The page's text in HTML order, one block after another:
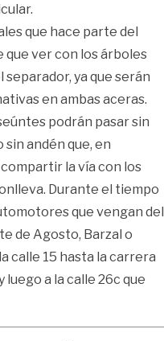
que hace parte del
ver con los árboles
ya que serán
en ambas aceras.
podrán pasar sin
sin andén que, en
la vía con los
Durante el tiempo
que vengan del
de Agosto, Barzal o
calle 15 hasta la carrera
luego a la calle 26c que